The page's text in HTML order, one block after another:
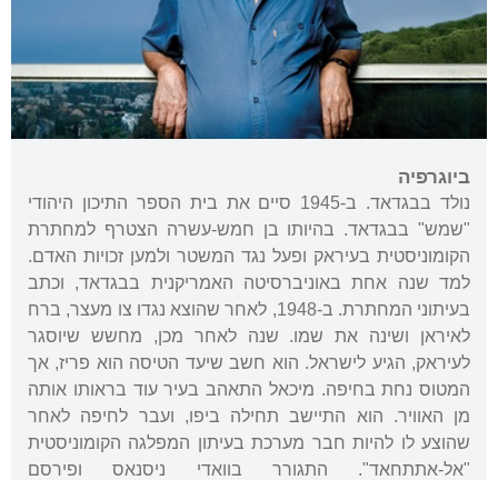
ביוגרפיה
נולד בבגדאד. ב-1945 סיים את בית הספר התיכון היהודי
"שמש" בבגדאד. בהיותו בן חמש-עשרה הצטרף למחתרת
הקומוניסטית בעיראק ופעל נגד המשטר ולמען זכויות האדם.
למד שנה אחת באוניברסיטה האמריקנית בבגדאד, וכתב
בעיתוני המחתרת. ב-1948, לאחר שהוצא נגדו צו מעצר, ברח
לאיראן ושינה את שמו. שנה לאחר מכן, מחשש שיוסגר
לעיראק, הגיע לישראל. הוא חשב שיעד הטיסה הוא פריז, אך
המטוס נחת בחיפה. מיכאל התאהב בעיר עוד בראותו אותה
מן האוויר. הוא התיישב תחילה ביפו, ועבר לחיפה לאחר
שהוצע לו להיות חבר מערכת בעיתון המפלגה הקומוניסטית
"אל-אתתחאד". התגורר בוואדי ניסנאס ופירסם